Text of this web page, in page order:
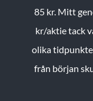
85 kr. Mitt
kr/aktie tack
olika
från början